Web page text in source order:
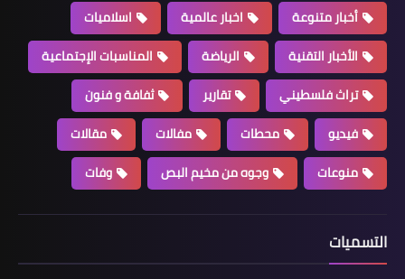
محطات
*(شاهد): قرار سلطات الاحتلال الإسرائيلي
بإغلاق مكتب قناة القدس واعتقال
طاقمها للتحقيق هو محاولة يائسة
لاخفاء الانتهاكات بحق الفلسطينيين*
أخبار متنوعة
اخبار عالمية
اسلاميات
الأخبار التقنية
الرياضة
المناسبات الإجتماعية
تراث فلسطيني
تقارير
ثفافة و فنون
فيديو
محطات مفالات
مقالات
منوعات
وجوه من مخيم البص وفات
التسميات